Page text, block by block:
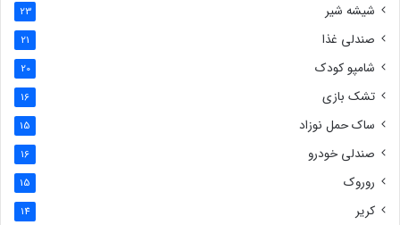
شیشه شیر 23
صندلی غذا 21
شامپو کودک 20
تشک بازی 16
ساک حمل نوزاد 15
صندلی خودرو 16
روروک 15
کریر 14